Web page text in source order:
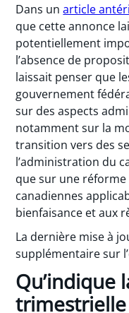
Dans unarticle
que cette annonce
potentiellement
l’absence de
laissait penser que
gouvernement
sur des aspects
notamment sur la
transition vers des
l’administration du
que sur une
canadiennes
bienfaisance et aux
La dernière mise à
supplémentaire sur
Qu’indique
trimestrielle